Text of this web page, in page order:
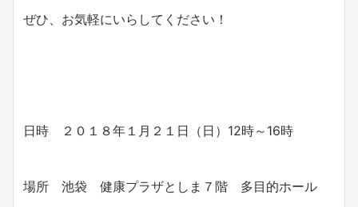
ぜひ、お気軽にいらしてください！
日時 ２０１８年１月２１日（日）12時～16時
場所 池袋 健康プラザとしま７階 多目的ホール